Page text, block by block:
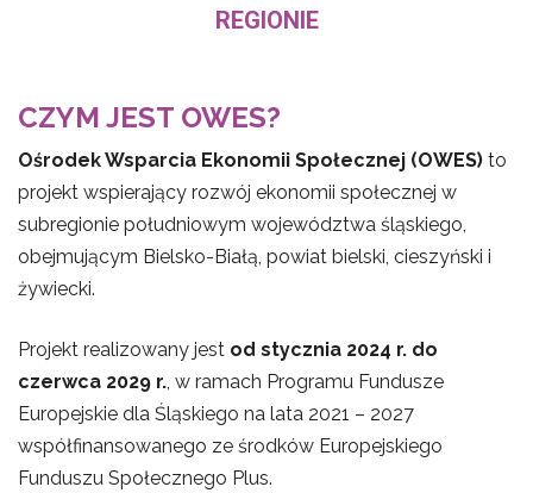
REGIONIE
CZYM JEST OWES?
Ośrodek Wsparcia Ekonomii Społecznej (OWES) to
projekt wspierający rozwój ekonomii społecznej w
subregionie południowym województwa śląskiego,
obejmującym Bielsko-Białą, powiat bielski, cieszyński i
żywiecki.
Projekt realizowany jest od stycznia 2024 r. do
czerwca 2029 r., w ramach Programu Fundusze
Europejskie dla Śląskiego na lata 2021 – 2027
współfinansowanego ze środków Europejskiego
Funduszu Społecznego Plus.